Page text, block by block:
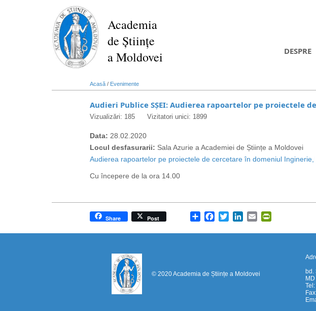
Academia
de Științe
a Moldovei
DESPRE
Acasă / Evenimente
Audieri Publice SȘEI: Audierea rapoartelor pe proiectele
Vizualizări: 185 Vizitatori unici: 1899
Data: 28.02.2020
Locul desfasurarii: Sala Azurie a Academiei de Științe a Moldovei
Audierea rapoartelor pe proiectele de cercetare în domeniul
Cu începere de la ora 14.00
Share
Share Post Facebook
TwitterLinkedIn
Email
© 2020 Academia de Științe a Moldovei
bd.